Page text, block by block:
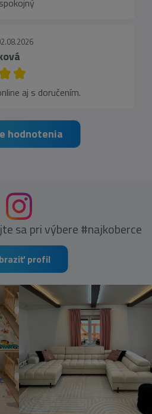
aj s doručením.
hodnotenia
sa pri výbere #najkoberce
profil